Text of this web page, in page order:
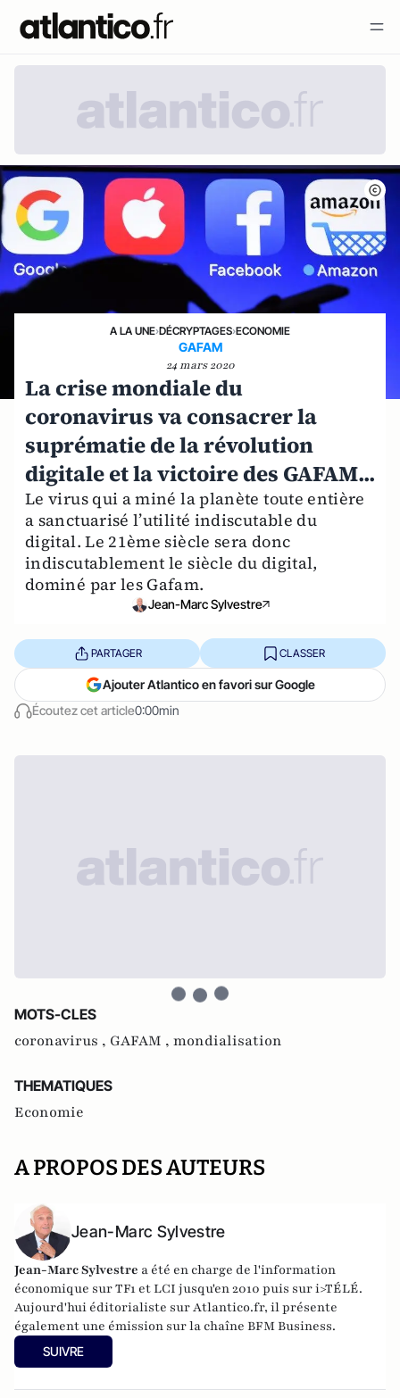
A LA UNE›DÉCRYPTAGES›ECONOMIE
GAFAM
24 mars 2020
La crise mondiale du
coronavirus va consacrer la
suprématie de la révolution
digitale et la victoire des GAFAM...
Le virus qui a miné la planète toute entière
a sanctuarisé l’utilité indiscutable du
digital. Le 21ème siècle sera donc
indiscutablement le siècle du digital,
dominé par les Gafam.
Jean-Marc Sylvestre
Écoutez cet article0:00min
PARTAGER CLASSER
Ajouter Atlantico en favori sur Google
MOTS-CLES
coronavirus , GAFAM , mondialisation
THEMATIQUES
Economie
A PROPOS DES AUTEURS
Jean-Marc Sylvestre
Jean-Marc Sylvestre a été en charge de l'information
économique sur TF1 et LCI jusqu'en 2010 puis sur i>TÉLÉ.
Aujourd'hui éditorialiste sur Atlantico.fr, il présente
également une émission sur la chaîne BFM Business.
SUIVRE